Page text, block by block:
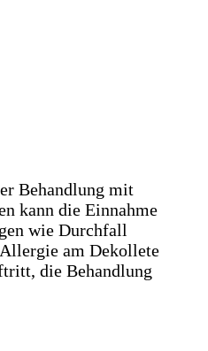
Behandlung mit
kann die Einnahme
wie Durchfall
am Dekollete
die Behandlung